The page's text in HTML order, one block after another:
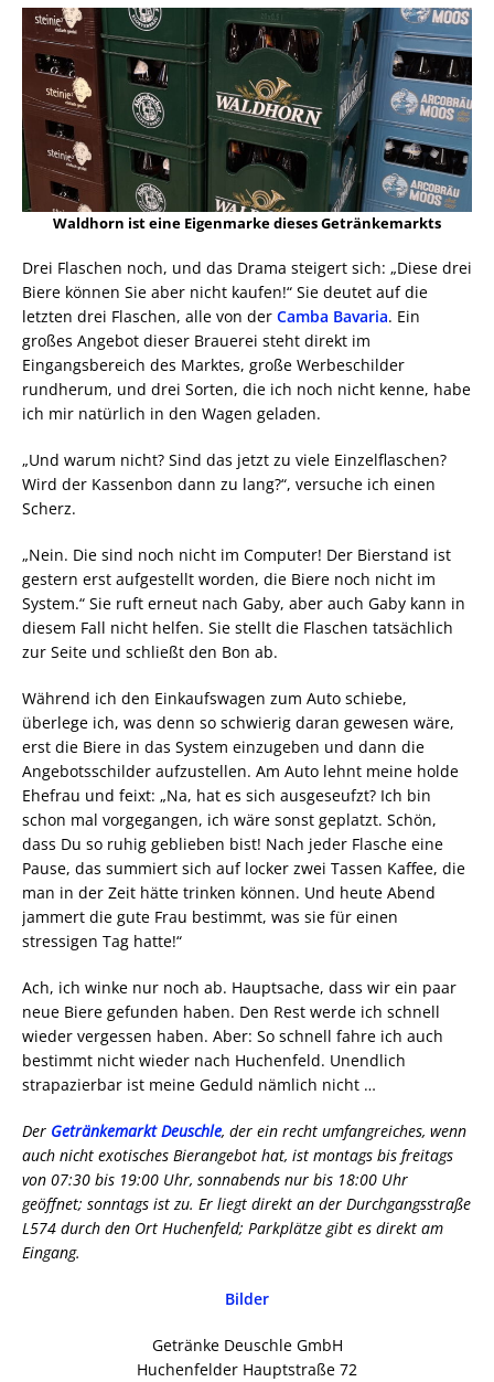
Waldhorn ist eine Eigenmarke dieses Getränkemarkts
Drei Flaschen noch, und das Drama steigert sich: „Diese drei
Biere können Sie aber nicht kaufen!“ Sie deutet auf die
letzten drei Flaschen, alle von der Camba Bavaria. Ein
großes Angebot dieser Brauerei steht direkt im
Eingangsbereich des Marktes, große Werbeschilder
rundherum, und drei Sorten, die ich noch nicht kenne, habe
ich mir natürlich in den Wagen geladen.
„Und warum nicht? Sind das jetzt zu viele Einzelflaschen?
Wird der Kassenbon dann zu lang?“, versuche ich einen
Scherz.
„Nein. Die sind noch nicht im Computer! Der Bierstand ist
gestern erst aufgestellt worden, die Biere noch nicht im
System.“ Sie ruft erneut nach Gaby, aber auch Gaby kann in
diesem Fall nicht helfen. Sie stellt die Flaschen tatsächlich
zur Seite und schließt den Bon ab.
Während ich den Einkaufswagen zum Auto schiebe,
überlege ich, was denn so schwierig daran gewesen wäre,
erst die Biere in das System einzugeben und dann die
Angebotsschilder aufzustellen. Am Auto lehnt meine holde
Ehefrau und feixt: „Na, hat es sich ausgeseufzt? Ich bin
schon mal vorgegangen, ich wäre sonst geplatzt. Schön,
dass Du so ruhig geblieben bist! Nach jeder Flasche eine
Pause, das summiert sich auf locker zwei Tassen Kaffee, die
man in der Zeit hätte trinken können. Und heute Abend
jammert die gute Frau bestimmt, was sie für einen
stressigen Tag hatte!“
Ach, ich winke nur noch ab. Hauptsache, dass wir ein paar
neue Biere gefunden haben. Den Rest werde ich schnell
wieder vergessen haben. Aber: So schnell fahre ich auch
bestimmt nicht wieder nach Huchenfeld. Unendlich
strapazierbar ist meine Geduld nämlich nicht …
Der Getränkemarkt Deuschle, der ein recht umfangreiches, wenn
auch nicht exotisches Bierangebot hat, ist montags bis freitags
von 07:30 bis 19:00 Uhr, sonnabends nur bis 18:00 Uhr
geöffnet; sonntags ist zu. Er liegt direkt an der Durchgangsstraße
L574 durch den Ort Huchenfeld; Parkplätze gibt es direkt am
Eingang.
Bilder
Getränke Deuschle GmbH
Huchenfelder Hauptstraße 72